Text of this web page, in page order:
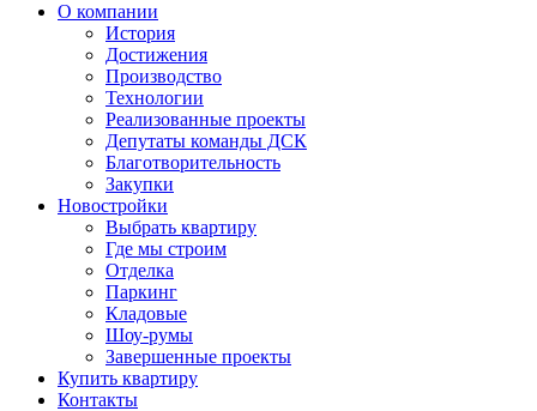
О компании
История
Достижения
Производство
Технологии
Реализованные проекты
Депутаты команды ДСК
Благотворительность
Закупки
Новостройки
Выбрать квартиру
Где мы строим
Отделка
Паркинг
Кладовые
Шоу-румы
Завершенные проекты
Купить квартиру
Контакты